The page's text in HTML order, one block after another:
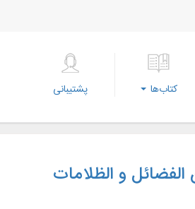
کتاب‌ها پشتیبانی
الفضائل و الظلامات